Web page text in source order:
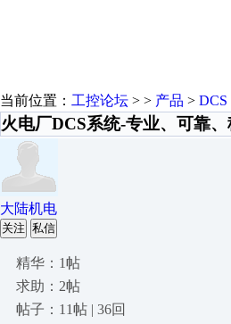
当前位置： 工控论坛 > > 产品 > DCS
火电厂DCS系统-专业、可靠
大陆机电
关注 私信
精华：1帖
求助：2帖
帖子：11帖 | 36回